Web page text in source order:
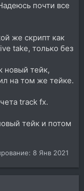
почти все
же скрипт как
take, только без
новый тейк,
на том же тейке.
track fx.
тейк и потом
8 Янв 2021